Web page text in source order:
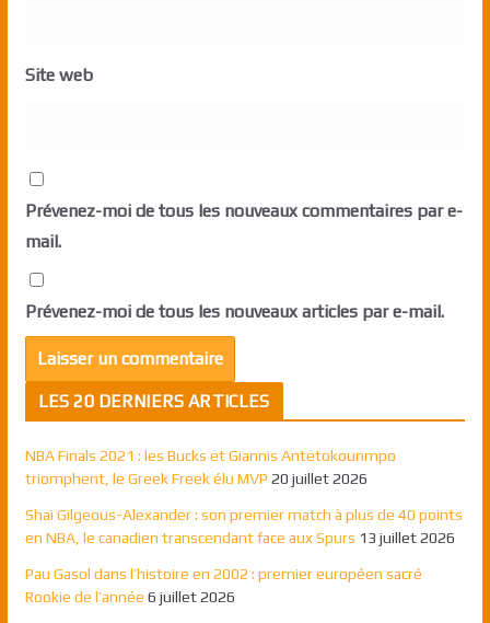
Site web
Prévenez-moi de tous les nouveaux commentaires par e-
mail.
Prévenez-moi de tous les nouveaux articles par e-mail.
LES 20 DERNIERS ARTICLES
NBA Finals 2021 : les Bucks et Giannis Antetokounmpo
triomphent, le Greek Freek élu MVP 20 juillet 2026
Shai Gilgeous-Alexander : son premier match à plus de 40 points
en NBA, le canadien transcendant face aux Spurs 13 juillet 2026
Pau Gasol dans l’histoire en 2002 : premier européen sacré
Rookie de l’année 6 juillet 2026